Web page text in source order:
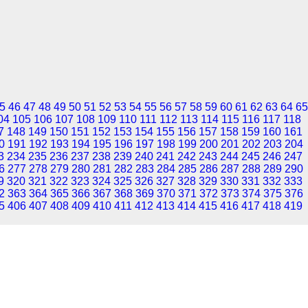
46 47 48 49 50 51 52 53 54 55 56 57 58 59 60 61 62 63 64 65
105 106 107 108 109 110 111 112 113 114 115 116 117 118
148 149 150 151 152 153 154 155 156 157 158 159 160 161
191 192 193 194 195 196 197 198 199 200 201 202 203 204
234 235 236 237 238 239 240 241 242 243 244 245 246 247
277 278 279 280 281 282 283 284 285 286 287 288 289 290
320 321 322 323 324 325 326 327 328 329 330 331 332 333
363 364 365 366 367 368 369 370 371 372 373 374 375 376
406 407 408 409 410 411 412 413 414 415 416 417 418 419